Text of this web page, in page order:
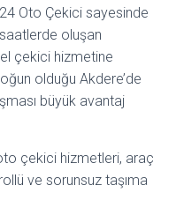
Oto Çekici sayesinde
oluşan
çekici hizmetine
olduğu Akdere’de
büyük avantaj
çekici hizmetleri, araç
ve sorunsuz taşıma